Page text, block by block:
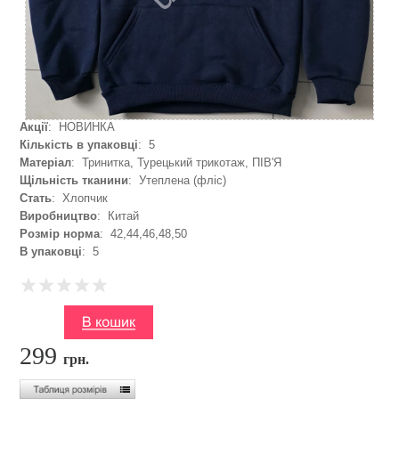
Акції: НОВИНКА
Кількість в упаковці: 5
Матеріал: Тринитка, Турецький трикотаж, ПІВ'Я
Щільність тканини: Утеплена (фліс)
Стать: Хлопчик
Виробництво: Китай
Розмір норма: 42,44,46,48,50
В упаковці: 5
299грн.